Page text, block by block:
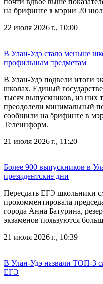
почти вдвое выше
на брифинге в мэрии 20
22 июля 2026 г., 10:00
В Улан-Удэ стало меньше
профильным предметам
В Улан-Удэ подвели итоги
школах. Единый
тысяч выпускников, из них
преодолели минимальный
сообщили на брифинге в
Телеинформ.
21 июля 2026 г., 11:20
Более 900 выпускников в
президентские дни
Пересдать ЕГЭ школьники
прокомментировала
города Анна Батурина,
экзаменов пользуются
21 июля 2026 г., 10:39
В Улан-Удэ назвали ТОП-3
ЕГЭ